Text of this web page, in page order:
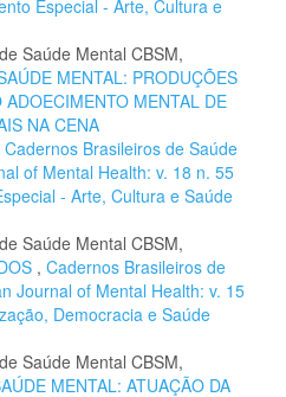
Especial - Arte, Cultura e
Saúde Mental CBSM,
MENTAL: PRODUÇÕES
MENTAL DE
NA CENA
Cadernos Brasileiros de Saúde
of Mental Health: v. 18 n. 55
- Arte, Cultura e Saúde
Saúde Mental CBSM,
, Cadernos Brasileiros de
Journal of Mental Health: v. 15
Democracia e Saúde
Saúde Mental CBSM,
MENTAL: ATUAÇÃO DA